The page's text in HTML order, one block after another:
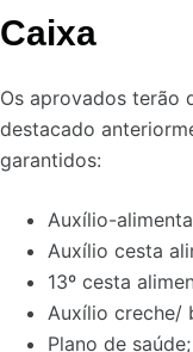
Caixa
Os aprovados terão
destacado
garantidos:
Auxílio-
Auxílio cesta
13º cesta
Auxílio creche/
Plano de